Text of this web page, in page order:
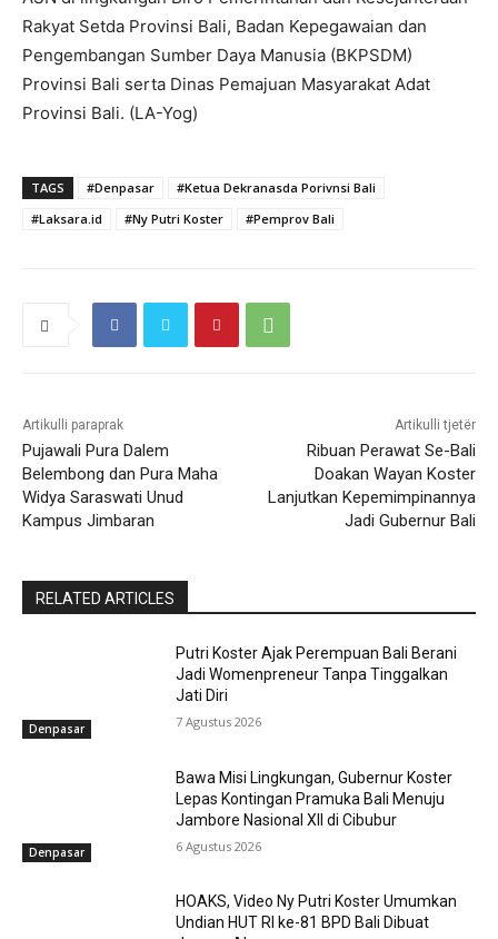
Rakyat Setda Provinsi Bali, Badan Kepegawaian dan
Pengembangan Sumber Daya Manusia (BKPSDM)
Provinsi Bali serta Dinas Pemajuan Masyarakat Adat
Provinsi Bali. (LA-Yog)
TAGS #Denpasar
#Ketua Dekranasda Porivnsi Bali
#Laksara.id
#Ny Putri Koster #Pemprov Bali
Artikulli paraprak
Pujawali Pura Dalem
Belembong dan Pura Maha
Widya Saraswati Unud
Kampus Jimbaran
Artikulli tjetër
Ribuan Perawat Se-Bali
Doakan Wayan Koster
Lanjutkan Kepemimpinannya
Jadi Gubernur Bali
RELATED ARTICLES
Denpasar
Putri Koster Ajak Perempuan Bali Berani
Jadi Womenpreneur Tanpa Tinggalkan
Jati Diri
7 Agustus 2026
Denpasar
Bawa Misi Lingkungan, Gubernur Koster
Lepas Kontingan Pramuka Bali Menuju
Jambore Nasional XII di Cibubur
6 Agustus 2026
HOAKS, Video Ny Putri Koster Umumkan
Undian HUT RI ke-81 BPD Bali Dibuat